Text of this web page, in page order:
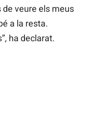
de veure els meus
a la resta.
ha declarat.